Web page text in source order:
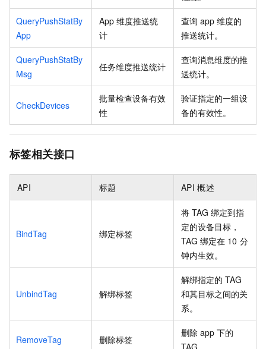
QueryPushStatBy
App
App 维度推送统
计
查询 app 维度的
推送统计。
QueryPushStatBy
Msg
任务维度推送统计
查询消息维度的推
送统计。
CheckDevices
批量检查设备有效
性
验证指定的一组设
备的有效性。
标签相关接口
API 标题 API 概述
BindTag 绑定标签
将 TAG 绑定到指
定的设备目标，
TAG 绑定在 10 分
钟内生效。
UnbindTag 解绑标签
解绑指定的 TAG
和其目标之间的关
系。
RemoveTag 删除标签
删除 app 下的
TAG。